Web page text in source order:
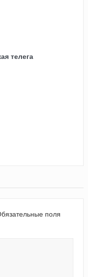
телега
поля